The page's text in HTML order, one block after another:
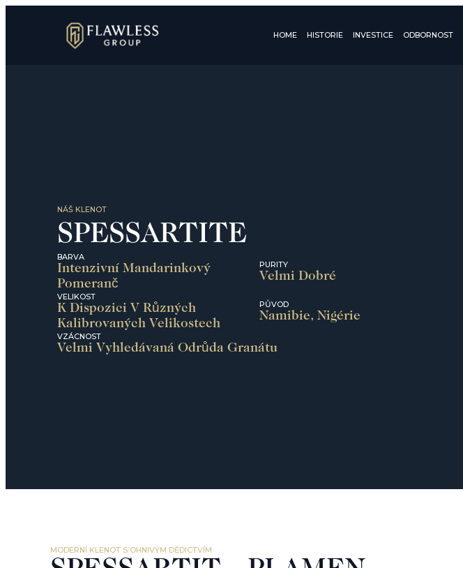
HOME HISTORIE INVESTICE ODBORNOST
NÁŠ KLENOT
SPESSARTITE
BARVA
Intenzivní Mandarinkový
Pomeranč
PURITY
Velmi Dobré
VELIKOST
K Dispozici V Různých
Kalibrovaných Velikostech
PŮVOD
Namibie, Nigérie
VZÁCNOST
Velmi Vyhledávaná Odrůda Granátu
MODERNÍ KLENOT S OHNIVÝM DĚDICTVÍM